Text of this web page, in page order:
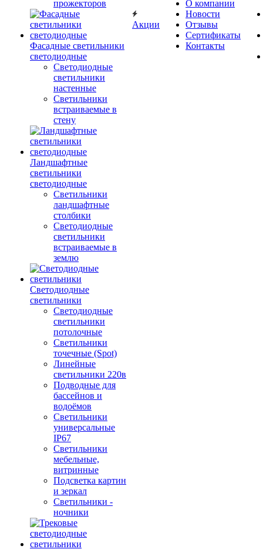
прожекторов
Фасадные светильники
светодиодные
Светодиодные
светильники
настенные
Светильники
встраиваемые в
стену
Ландшафтные
светильники
светодиодные
Светильники
ландшафтные
столбики
Светодиодные
светильники
встраиваемые в
землю
Светодиодные
светильники
Светодиодные
светильники
потолочные
Светильники
точечные (Spot)
Линейные
светильники 220в
Подводные для
бассейнов и
водоёмов
Светильники
универсальные
IP67
Светильники
мебельные,
витринные
Подсветка картин
и зеркал
Светильники -
ночники
Акции
О компании
Новости
Отзывы
Сертификаты
Контакты